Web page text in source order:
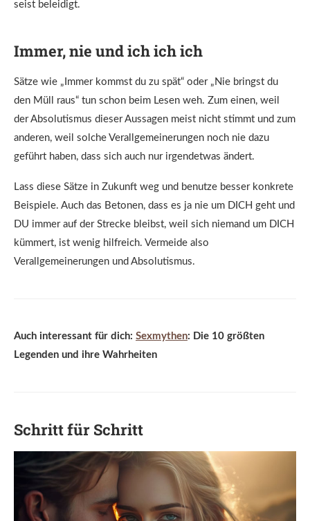
seist beleidigt.
Immer, nie und ich ich ich
Sätze wie „Immer kommst du zu spät“ oder „Nie bringst du
den Müll raus“ tun schon beim Lesen weh. Zum einen, weil
der Absolutismus dieser Aussagen meist nicht stimmt und zum
anderen, weil solche Verallgemeinerungen noch nie dazu
geführt haben, dass sich auch nur irgendetwas ändert.
Lass diese Sätze in Zukunft weg und benutze besser konkrete
Beispiele. Auch das Betonen, dass es ja nie um DICH geht und
DU immer auf der Strecke bleibst, weil sich niemand um DICH
kümmert, ist wenig hilfreich. Vermeide also
Verallgemeinerungen und Absolutismus.
Auch interessant für dich: Sexmythen: Die 10 größten
Legenden und ihre Wahrheiten
Schritt für Schritt